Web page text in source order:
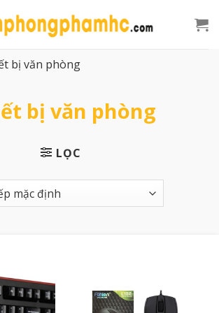
bị văn phòng
bị văn phòng
LỌC